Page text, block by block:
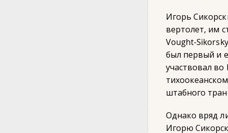
Игорь
вертолет, им
Vought-
был первый и
участвовал
штабного
Однако вряд
Игорю